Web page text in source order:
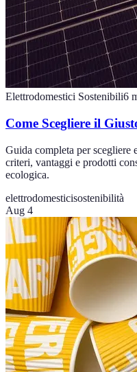
Elettrodomestici Sostenibili6
Come Scegliere il
Guida completa per scegliere
criteri, vantaggi e prodotti
ecologica.
elettrodomesticisostenibilità
Aug 4